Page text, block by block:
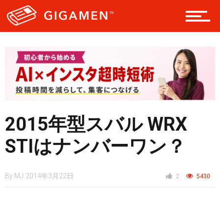
ヘルス・健康
スタイル
仮想通貨
2015年型スバル WRX
STIはナンバーワン？
By MJ 2014年3月22日 2 5430